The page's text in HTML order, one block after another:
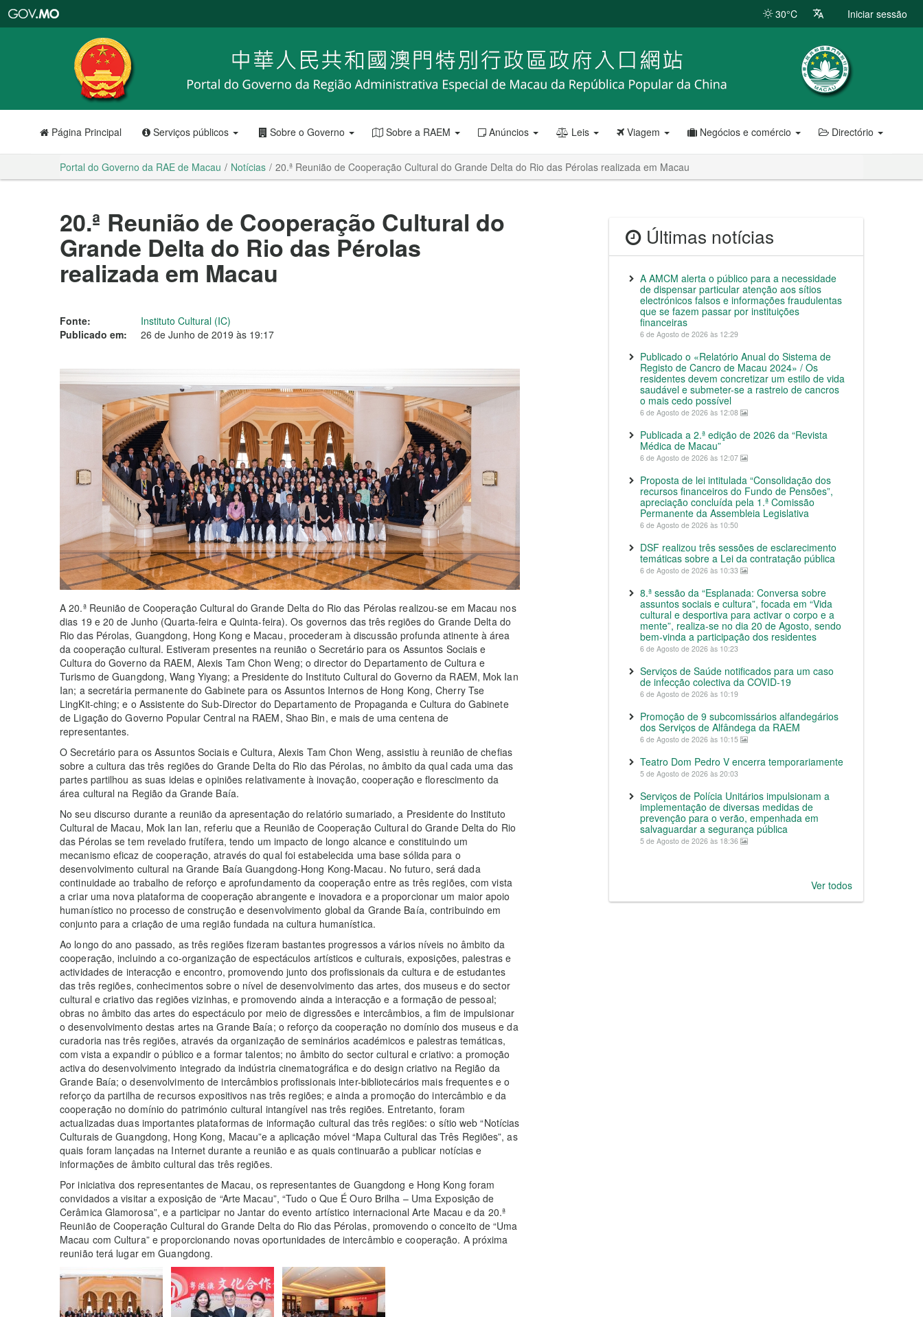
RAE
de
Macau
30°C Iniciar sessão
Página Principal Serviços públicos Sobre o Governo Sobre a RAEM Anúncios Leis Viagem Negócios e comércio Directório
Portal do Governo da RAE de Macau Notícias 20.ª Reunião de Cooperação Cultural do Grande Delta do Rio das Pérolas realizada em Macau
20.ª Reunião de Cooperação Cultural do
Grande Delta do Rio das Pérolas
realizada em Macau
Fonte:
Instituto Cultural (IC)
Publicado em:
26 de Junho de 2019 às 19:17
A 20.ª Reunião de Cooperação Cultural do Grande Delta do Rio das Pérolas realizou-se em Macau nos
dias 19 e 20 de Junho (Quarta-feira e Quinta-feira). Os governos das três regiões do Grande Delta do
Rio das Pérolas, Guangdong, Hong Kong e Macau, procederam à discussão profunda atinente à área
da cooperação cultural. Estiveram presentes na reunião o Secretário para os Assuntos Sociais e
Cultura do Governo da RAEM, Alexis Tam Chon Weng; o director do Departamento de Cultura e
Turismo de Guangdong, Wang Yiyang; a Presidente do Instituto Cultural do Governo da RAEM, Mok Ian
Ian; a secretária permanente do Gabinete para os Assuntos Internos de Hong Kong, Cherry Tse
LingKit-ching; e o Assistente do Sub-Director do Departamento de Propaganda e Cultura do Gabinete
de Ligação do Governo Popular Central na RAEM, Shao Bin, e mais de uma centena de
representantes.
O Secretário para os Assuntos Sociais e Cultura, Alexis Tam Chon Weng, assistiu à reunião de chefias
sobre a cultura das três regiões do Grande Delta do Rio das Pérolas, no âmbito da qual cada uma das
partes partilhou as suas ideias e opiniões relativamente à inovação, cooperação e florescimento da
área cultural na Região da Grande Baía.
No seu discurso durante a reunião da apresentação do relatório sumariado, a Presidente do Instituto
Cultural de Macau, Mok Ian Ian, referiu que a Reunião de Cooperação Cultural do Grande Delta do Rio
das Pérolas se tem revelado frutífera, tendo um impacto de longo alcance e constituindo um
mecanismo eficaz de cooperação, através do qual foi estabelecida uma base sólida para o
desenvolvimento cultural na Grande Baía Guangdong-Hong Kong-Macau. No futuro, será dada
continuidade ao trabalho de reforço e aprofundamento da cooperação entre as três regiões, com vista
a criar uma nova plataforma de cooperação abrangente e inovadora e a proporcionar um maior apoio
humanístico no processo de construção e desenvolvimento global da Grande Baía, contribuindo em
conjunto para a criação de uma região fundada na cultura humanística.
Ao longo do ano passado, as três regiões fizeram bastantes progressos a vários níveis no âmbito da
cooperação, incluindo a co-organização de espectáculos artísticos e culturais, exposições, palestras e
actividades de interacção e encontro, promovendo junto dos profissionais da cultura e de estudantes
das três regiões, conhecimentos sobre o nível de desenvolvimento das artes, dos museus e do sector
cultural e criativo das regiões vizinhas, e promovendo ainda a interacção e a formação de pessoal;
obras no âmbito das artes do espectáculo por meio de digressões e intercâmbios, a fim de impulsionar
o desenvolvimento destas artes na Grande Baía; o reforço da cooperação no domínio dos museus e da
curadoria nas três regiões, através da organização de seminários académicos e palestras temáticas,
com vista a expandir o público e a formar talentos; no âmbito do sector cultural e criativo: a promoção
activa do desenvolvimento integrado da indústria cinematográfica e do design criativo na Região da
Grande Baía; o desenvolvimento de intercâmbios profissionais inter-bibliotecários mais frequentes e o
reforço da partilha de recursos expositivos nas três regiões; e ainda a promoção do intercâmbio e da
cooperação no domínio do património cultural intangível nas três regiões. Entretanto, foram
actualizadas duas importantes plataformas de informação cultural das três regiões: o sítio web “Notícias
Culturais de Guangdong, Hong Kong, Macau”e a aplicação móvel “Mapa Cultural das Três Regiões”, as
quais foram lançadas na Internet durante a reunião e as quais continuarão a publicar notícias e
informações de âmbito cultural das três regiões.
Por iniciativa dos representantes de Macau, os representantes de Guangdong e Hong Kong foram
convidados a visitar a exposição de “Arte Macau”, “Tudo o Que É Ouro Brilha – Uma Exposição de
Cerâmica Glamorosa”, e a participar no Jantar do evento artístico internacional Arte Macau e da 20.ª
Reunião de Cooperação Cultural do Grande Delta do Rio das Pérolas, promovendo o conceito de “Uma
Macau com Cultura” e proporcionando novas oportunidades de intercâmbio e cooperação. A próxima
reunião terá lugar em Guangdong.
Últimas notícias
A AMCM alerta o público para a necessidade
de dispensar particular atenção aos sítios
electrónicos falsos e informações fraudulentas
que se fazem passar por instituições
financeiras
6 de Agosto de 2026 às 12:29
Publicado o «Relatório Anual do Sistema de
Registo de Cancro de Macau 2024» / Os
residentes devem concretizar um estilo de vida
saudável e submeter-se a rastreio de cancros
o mais cedo possível
6 de Agosto de 2026 às 12:08
Publicada a 2.ª edição de 2026 da “Revista
Médica de Macau”
6 de Agosto de 2026 às 12:07
Proposta de lei intitulada “Consolidação dos
recursos financeiros do Fundo de Pensões”,
apreciação concluída pela 1.ª Comissão
Permanente da Assembleia Legislativa
6 de Agosto de 2026 às 10:50
DSF realizou três sessões de esclarecimento
temáticas sobre a Lei da contratação pública
6 de Agosto de 2026 às 10:33
8.ª sessão da “Esplanada: Conversa sobre
assuntos sociais e cultura”, focada em “Vida
cultural e desportiva para activar o corpo e a
mente”, realiza-se no dia 20 de Agosto, sendo
bem-vinda a participação dos residentes
6 de Agosto de 2026 às 10:23
Serviços de Saúde notificados para um caso
de infecção colectiva da COVID-19
6 de Agosto de 2026 às 10:19
Promoção de 9 subcomissários alfandegários
dos Serviços de Alfândega da RAEM
6 de Agosto de 2026 às 10:15
Teatro Dom Pedro V encerra temporariamente
5 de Agosto de 2026 às 20:03
Serviços de Polícia Unitários impulsionam a
implementação de diversas medidas de
prevenção para o verão, empenhada em
salvaguardar a segurança pública
5 de Agosto de 2026 às 18:36
Ver todos